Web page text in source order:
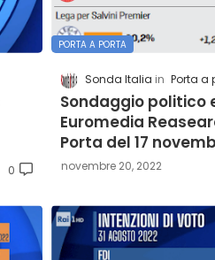
0
PORTA A PORTA
Sonda Italia Porta a
Sondaggio politico
Euromedia
Porta del 17
novembre 20, 2022